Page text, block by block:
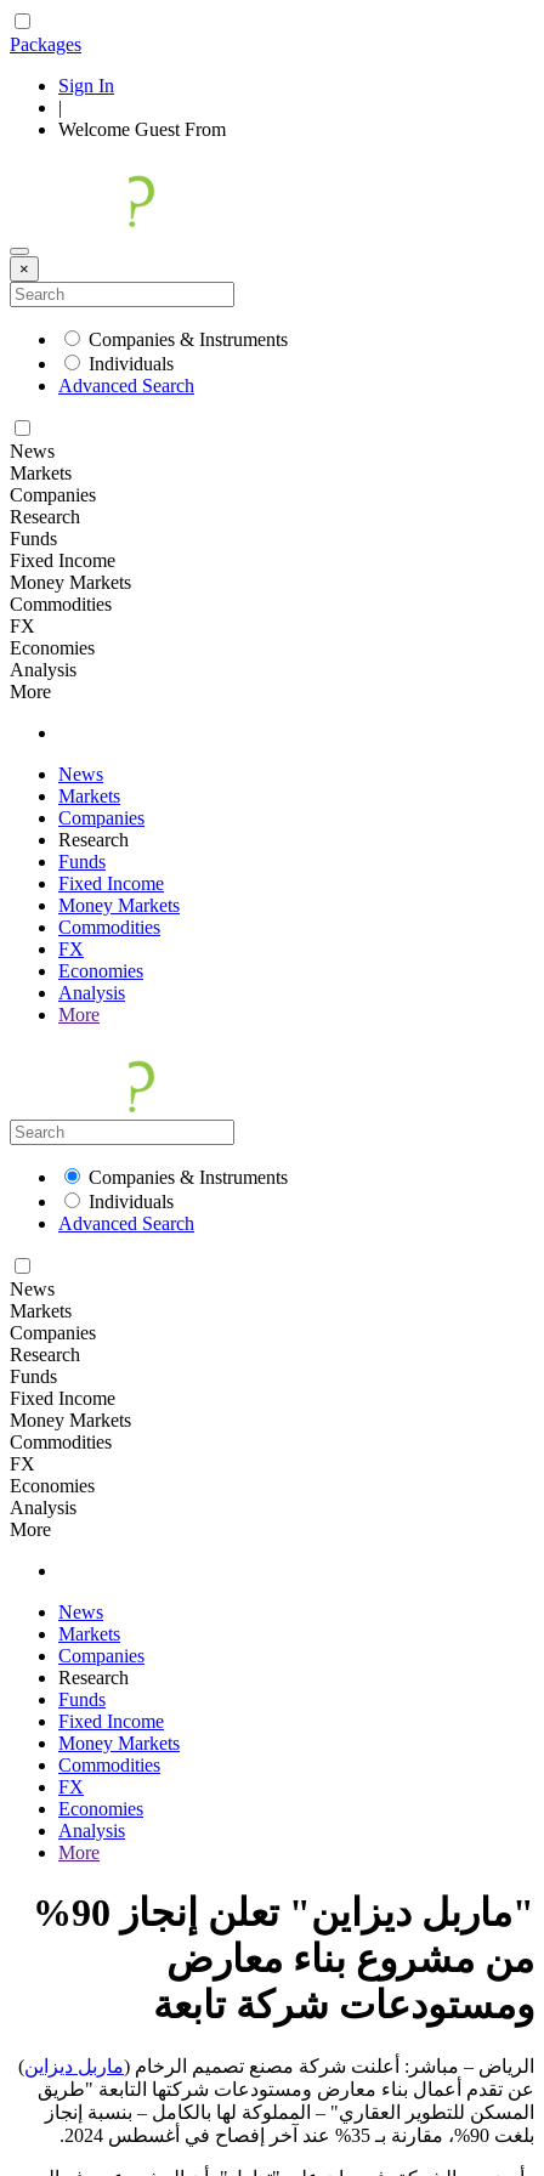
Packages
Sign In
|
Welcome Guest From
×
Companies & Instruments
Individuals
Advanced Search
News
Markets
Companies
Research
Funds
Fixed Income
Money Markets
Commodities
FX
Economies
Analysis
More
News
Markets
Companies
Research
Funds
Fixed Income
Money Markets
Commodities
FX
Economies
Analysis
More
Companies & Instruments
Individuals
Advanced Search
News
Markets
Companies
Research
Funds
Fixed Income
Money Markets
Commodities
FX
Economies
Analysis
More
News
Markets
Companies
Research
Funds
Fixed Income
Money Markets
Commodities
FX
Economies
Analysis
More
"ماربل ديزاين" تعلن إنجاز 90%
من مشروع بناء معارض
ومستودعات شركة تابعة
الرياض – مباشر: أعلنت شركة مصنع تصميم الرخام (ماربل ديزاين)
عن تقدم أعمال بناء معارض ومستودعات شركتها التابعة "طريق
المسكن للتطوير العقاري" – المملوكة لها بالكامل – بنسبة إنجاز
بلغت 90%، مقارنة بـ 35% عند آخر إفصاح في أغسطس 2024.